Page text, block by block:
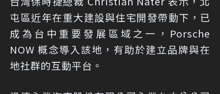
屯區近年在重大建設與住宅開發帶動下，已
成為台中重要發展區域之一，Porsche
NOW 概念導入該地，有助於建立品牌與在
地社群的互動平台。